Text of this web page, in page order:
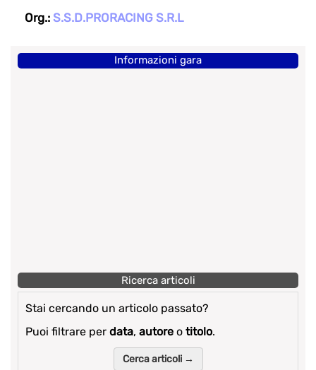
Org.: S.S.D.PRORACING S.R.L
Informazioni gara
Ricerca articoli
Stai cercando un articolo passato?
Puoi filtrare per data, autore o titolo.
Cerca articoli →